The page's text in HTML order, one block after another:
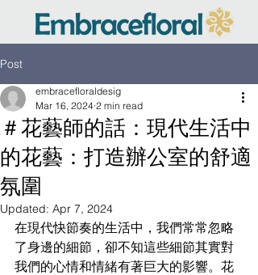
Post
＃花藝師的話：現代生活中
的花藝：打造辦公室的舒適
氛圍
embracefloraldesig
Mar 16, 2024 2 min read
Updated: Apr 7, 2024
在現代快節奏的生活中，我們常常忽略
了身邊的細節，卻不知這些細節其實對
我們的心情和情緒有著巨大的影響。花